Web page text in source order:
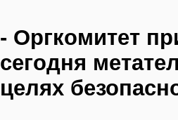
- Оргкомитет
сегодня
целях